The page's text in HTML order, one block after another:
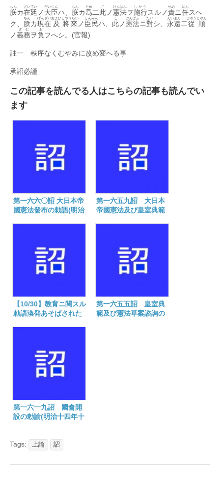
朕
ちん
カ在廷
ざいてい
ノ 大臣
だいじん
ハ、 朕
ちん
カ爲
ため
二此
こ
ノ憲法
けんぱふ
ヲ施行
しかう
スルノ責
せめ
ニ任
にん
スへ
ク、 朕
ちん
カ現在
げんざい
及
および
將來
しやうらい
ノ 臣民
しんみん
ハ、 此
こ
ノ憲法
けんぱふ
ニ對
たい
シ、 永遠
えいゑん
二從
じゆう
順
じゆん
ノ義務
ぎむ
ヲ負
お
フへシ。(官報)
註一 秩序なくむやみに改め変へる事
承詔必謹
この記事を読んでる人はこちらの記事も読んでい
ます
第一六六〇詔 大日本帝
國憲法發布の勅語(明治
第一六五九詔 大日本
帝國憲法及び皇室典範
【10/30】教育ニ関スル
勅語渙発あそばされた
第一六五五詔 皇室典
範及び憲法草案諮詢の
第一六一九詔 國會開
設の勅諭(明治十四年十
Tags: 上論 詔